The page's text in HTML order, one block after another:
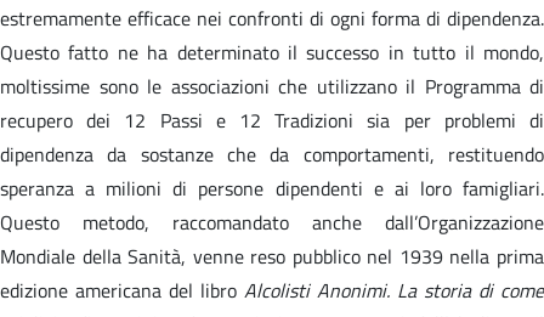
estremamente efficace nei confronti di ogni forma di dipendenza.
Questo fatto ne ha determinato il successo in tutto il mondo,
moltissime sono le associazioni che utilizzano il Programma di
recupero dei 12 Passi e 12 Tradizioni sia per problemi di
dipendenza da sostanze che da comportamenti, restituendo
speranza a milioni di persone dipendenti e ai loro famigliari.
Questo metodo, raccomandato anche dall’Organizzazione
Mondiale della Sanità, venne reso pubblico nel 1939 nella prima
edizione americana del libro Alcolisti Anonimi. La storia di come